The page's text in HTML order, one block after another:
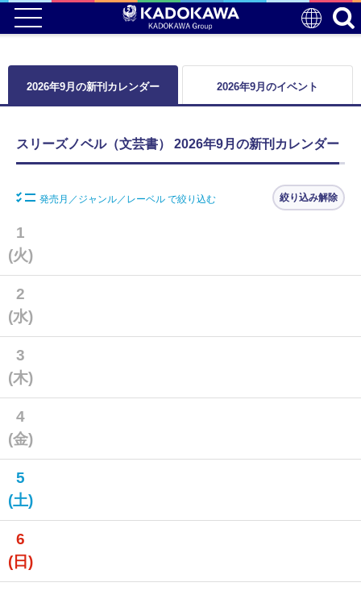
2026年9月の新刊カレンダー 2026年9月のイベント
スリーズノベル（文芸書） 2026年9月の新刊カレンダー
発売月／ジャンル／レーベル で絞り込む 絞り込み解除
1
(火)
2
(水)
3
(木)
4
(金)
5
(土)
6
(日)